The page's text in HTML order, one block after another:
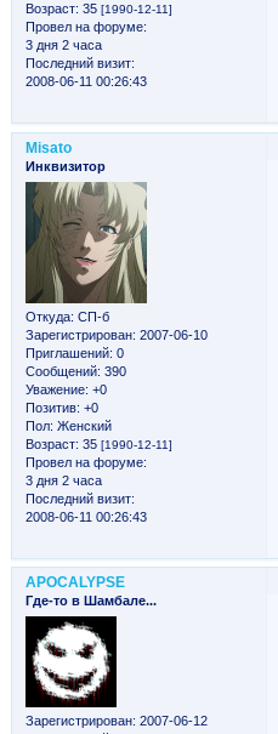
Возраст: 35[1990-12-11]
Провел на форуме:
3 дня 2 часа
Последний визит:
2008-06-11 00:26:43
Misato
Инквизитор
Откуда: СП-б
Зарегистрирован: 2007-06-10
Приглашений: 0
Сообщений: 390
Уважение: +0
Позитив: +0
Пол: Женский
Возраст: 35[1990-12-11]
Провел на форуме:
3 дня 2 часа
Последний визит:
2008-06-11 00:26:43
APOCALYPSE
Где-то в Шамбале...
Зарегистрирован: 2007-06-12